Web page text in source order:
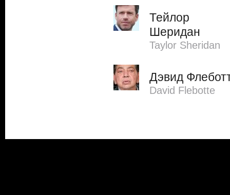
Тейлор
Шеридан
Taylor Sheridan
Дэвид
David Flebotte